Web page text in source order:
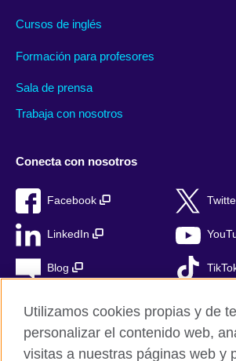
Cursos de inglés
Formación para profesores
Sala de prensa
Trabaja con nosotros
Conecta con nosotros
Facebook
LinkedIn
Blog
British Council Global
Utilizamos cookies propias y de
personalizar el contenido web,
visitas a nuestras páginas web y